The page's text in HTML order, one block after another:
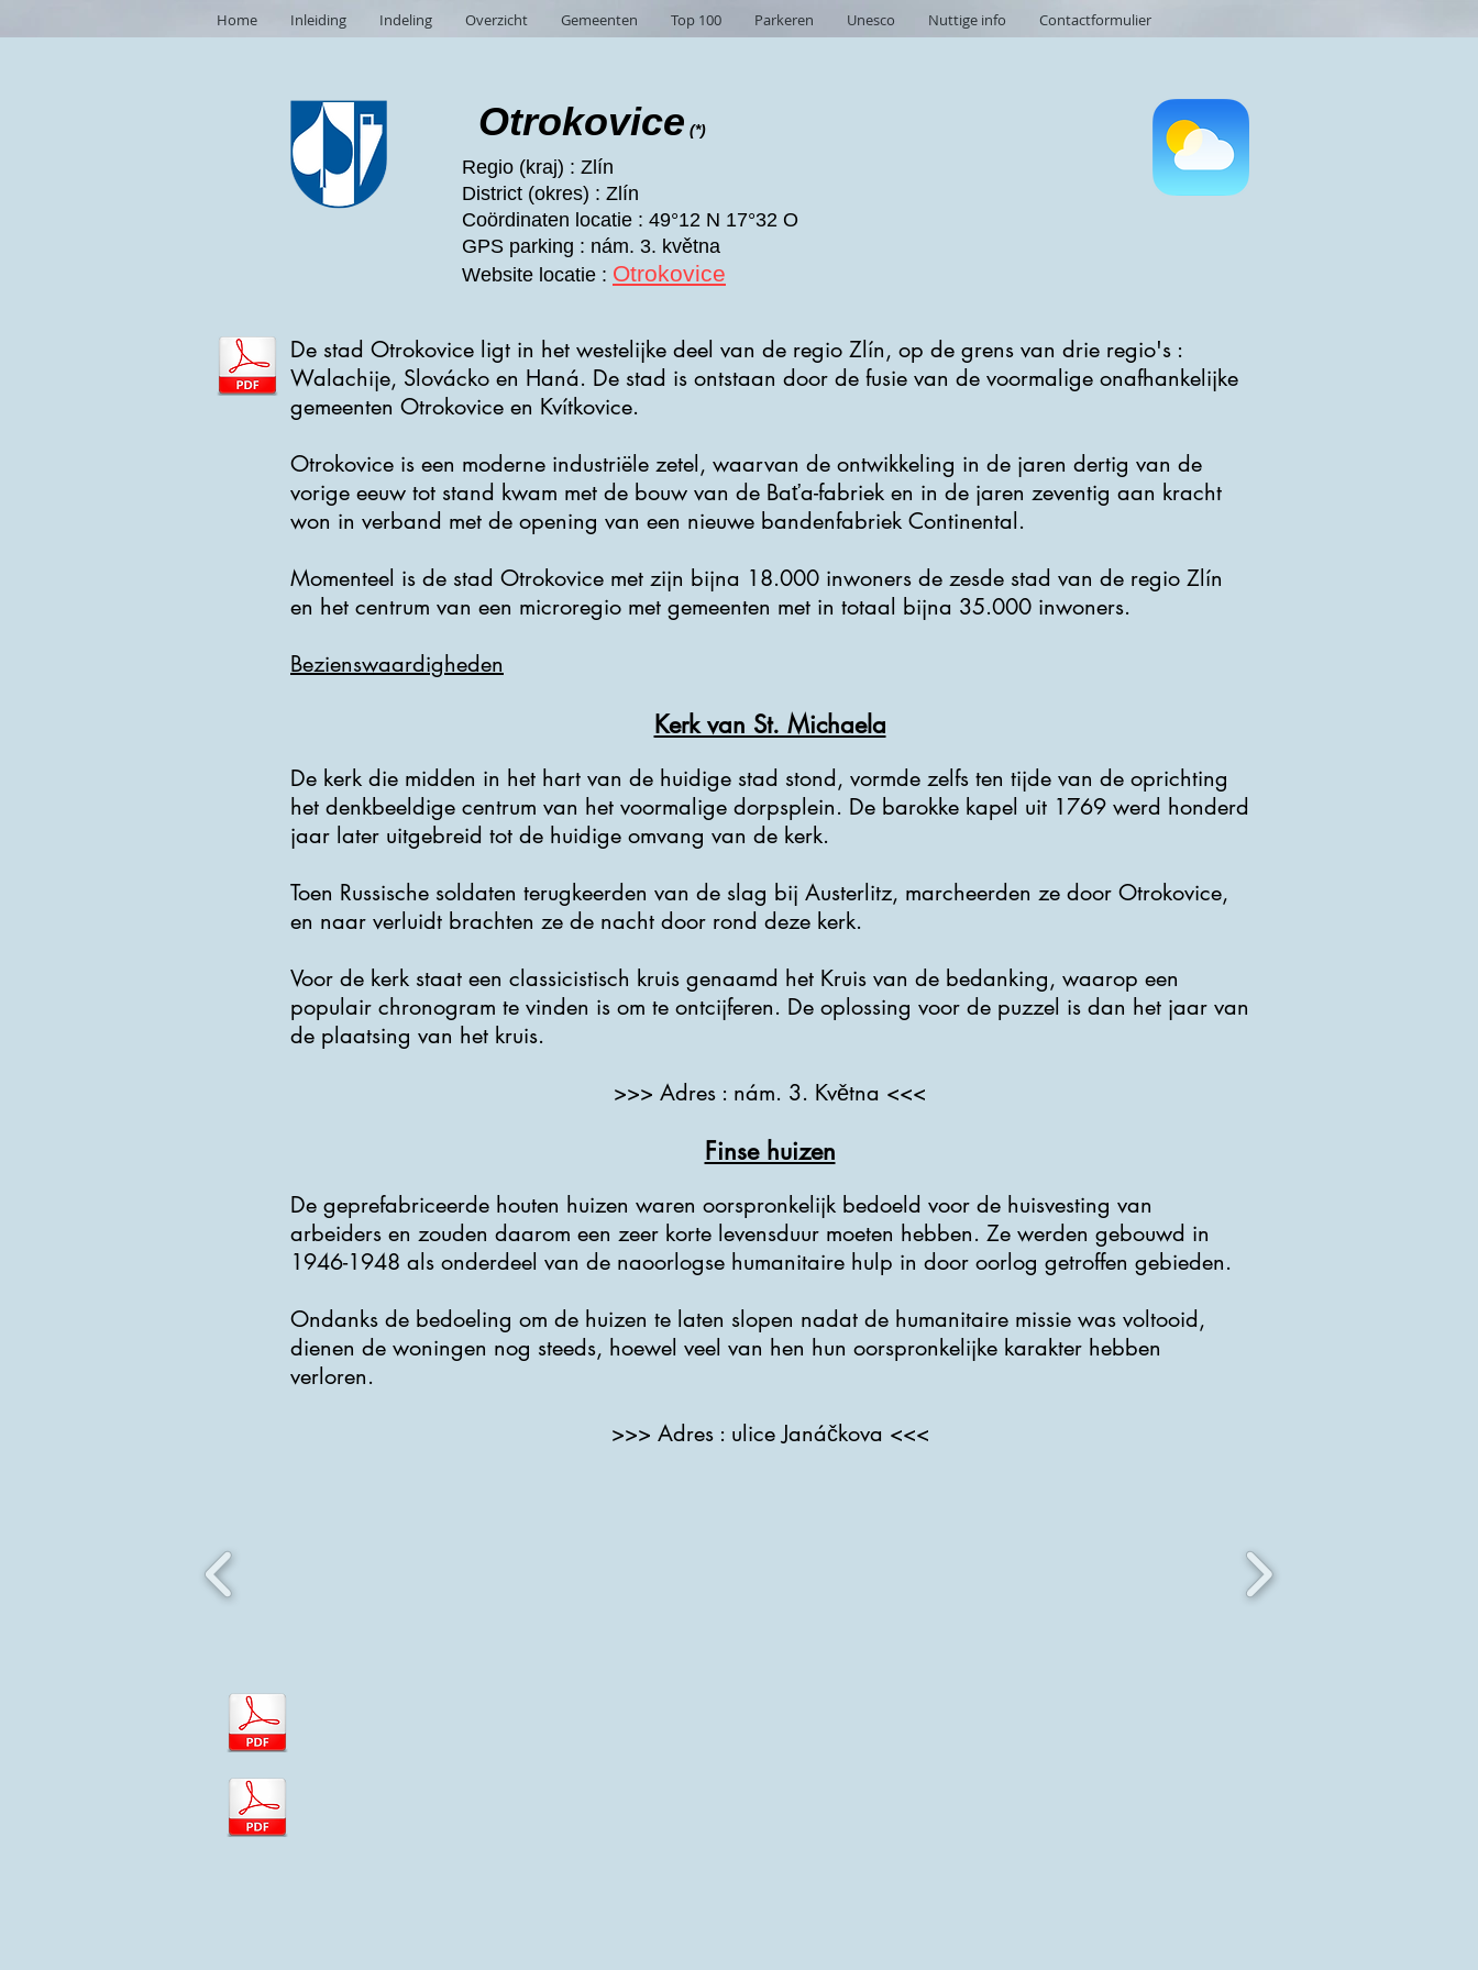
Home Inleiding Indeling Overzicht Gemeenten Top 100 Parkeren Unesco Nuttige info Contactformulier
Otrokovice (*)
Regio (kraj) : Zlín
District (okres) : Zlín
Coördinaten locatie : 49°12 N 17°32 O
GPS parking : nám. 3. května
Website locatie : Otrokovice
De stad Otrokovice ligt in het westelijke deel van de regio Zlín, op de grens van drie regio's :
Walachije, Slovácko en Haná. De stad is ontstaan ​​door de fusie van de voormalige onafhankelijke
gemeenten Otrokovice en Kvítkovice.
Otrokovice is een moderne industriële zetel, waarvan de ontwikkeling in de jaren dertig van de
vorige eeuw tot stand kwam met de bouw van de Baťa-fabriek en in de jaren zeventig aan kracht
won in verband met de opening van een nieuwe bandenfabriek Continental.
Momenteel is de stad Otrokovice met zijn bijna 18.000 inwoners de zesde stad van de regio Zlín
en het centrum van een microregio met gemeenten met in totaal bijna 35.000 inwoners.
Bezienswaardigheden
Kerk van St. Michaela
De kerk die midden in het hart van de huidige stad stond, vormde zelfs ten tijde van de oprichting
het denkbeeldige centrum van het voormalige dorpsplein. De barokke kapel uit 1769 werd honderd
jaar later uitgebreid tot de huidige omvang van de kerk.
Toen Russische soldaten terugkeerden van de slag bij Austerlitz, marcheerden ze door Otrokovice,
en naar verluidt brachten ze de nacht door rond deze kerk.
Voor de kerk staat een classicistisch kruis genaamd het Kruis van de bedanking, waarop een
populair chronogram te vinden is om te ontcijferen. De oplossing voor de puzzel is dan het jaar van
de plaatsing van het kruis.
>>> Adres : nám. 3. Května <<<
Finse huizen
De geprefabriceerde houten huizen waren oorspronkelijk bedoeld voor de huisvesting van
arbeiders en zouden daarom een ​​zeer korte levensduur moeten hebben. Ze werden gebouwd in
1946-1948 als onderdeel van de naoorlogse humanitaire hulp in door oorlog getroffen gebieden.
Ondanks de bedoeling om de huizen te laten slopen nadat de humanitaire missie was voltooid,
dienen de woningen nog steeds, hoewel veel van hen hun oorspronkelijke karakter hebben
verloren.
>>> Adres : ulice Janáčkova <<<